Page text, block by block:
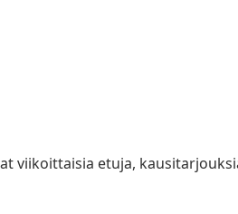
viikoittaisia etuja,